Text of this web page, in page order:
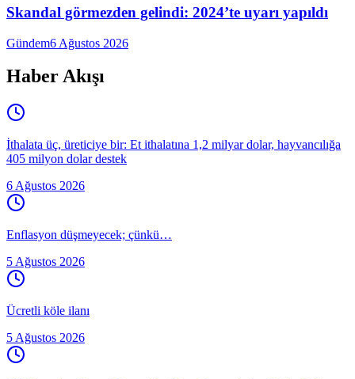
Skandal görmezden gelindi: 2024’te uyarı yapıldı
Gündem6 Ağustos 2026
Haber Akışı
İthalata üç, üreticiye bir: Et ithalatına 1,2 milyar dolar, hayvancılığa
405 milyon dolar destek
6 Ağustos 2026
Enflasyon düşmeyecek; çünkü…
5 Ağustos 2026
Ücretli köle ilanı
5 Ağustos 2026